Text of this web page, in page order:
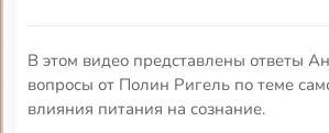
В этом видео представлены ответы
вопросы от Полин Ригель по теме
влияния питания на сознание.